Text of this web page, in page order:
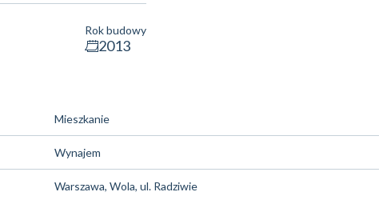
Rok budowy
2013
Mieszkanie
Wynajem
Warszawa, Wola, ul. Radziwie